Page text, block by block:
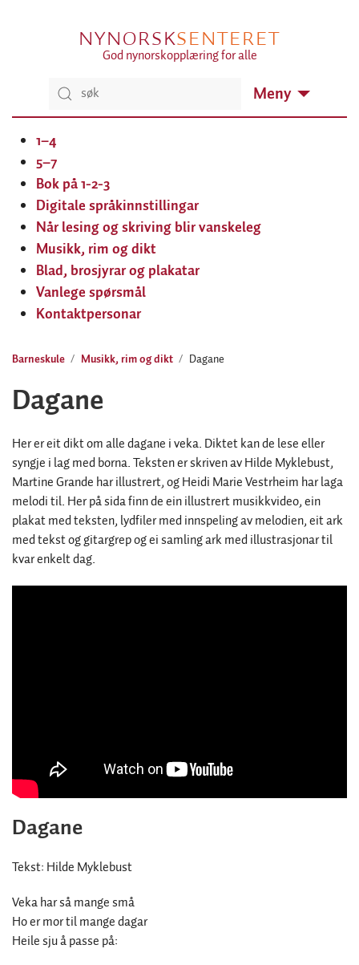
NYNORSKSENTERET
God nynorskopplæring for alle
Meny
1–4
5–7
Bok på 1-2-3
Digitale språkinnstillingar
Når lesing og skriving blir vanskeleg
Musikk, rim og dikt
Blad, brosjyrar og plakatar
Vanlege spørsmål
Kontaktpersonar
Barneskule Musikk, rim og dikt Dagane
Dagane
Her er eit dikt om alle dagane i veka. Diktet kan de lese eller
syngje i lag med borna. Teksten er skriven av Hilde Myklebust,
Martine Grande har illustrert, og Heidi Marie Vestrheim har laga
melodi til. Her på sida finn de ein illustrert musikkvideo, ein
plakat med teksten, lydfiler med innspeling av melodien, eit ark
med tekst og gitargrep og ei samling ark med illustrasjonar til
kvar enkelt dag.
Dagane
Tekst: Hilde Myklebust
Veka har så mange små
Ho er mor til mange dagar
Heile sju å passe på: